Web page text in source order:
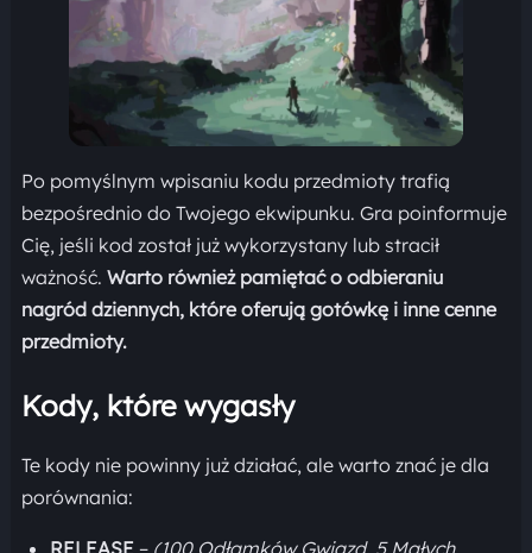
Po pomyślnym wpisaniu kodu przedmioty trafią
bezpośrednio do Twojego ekwipunku. Gra poinformuje
Cię, jeśli kod został już wykorzystany lub stracił
ważność. Warto również pamiętać o odbieraniu
nagród dziennych, które oferują gotówkę i inne cenne
przedmioty.
Kody, które wygasły
Te kody nie powinny już działać, ale warto znać je dla
porównania:
RELEASE – (100 Odłamków Gwiazd, 5 Małych